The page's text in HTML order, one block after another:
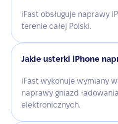
iFast obsługuje naprawy
terenie całej Polski.
Jakie usterki iPhone
iFast wykonuje wymiany
naprawy gniazd
elektronicznych.